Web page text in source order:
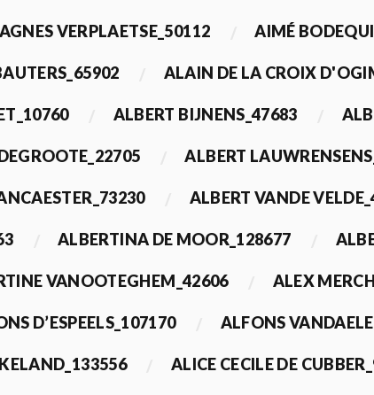
AGNES VERPLAETSE_50112 AIMÉ
ALAIN DE LA CROIX
ALBERT BIJNENS_47683
ALBERT
ALBERT VANDE
ALBERTINA DE MOOR_128677
VANOOTEGHEM_42606 ALEX
D’ESPEELS_107170 ALFONS
ALICE CECILE DE